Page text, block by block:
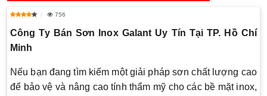
756
Công Ty Bán Sơn Inox Galant Uy Tín Tại TP. Hồ Chí
Minh
Nếu bạn đang tìm kiếm một giải pháp sơn chất lượng cao
để bảo vệ và nâng cao tính thẩm mỹ cho các bề mặt inox,